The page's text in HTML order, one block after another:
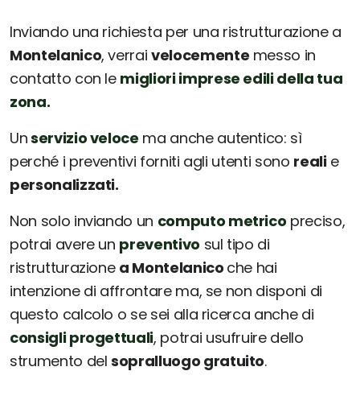
Inviando una richiesta per una ristrutturazione a
Montelanico, verraivelocemente messo in
contatto con le migliori imprese edili della tua
zona.
Unservizio veloce ma anche autentico: sì
perché i preventivi forniti agli utenti sono realie
personalizzati.
Non solo inviando un computo metrico preciso,
potrai avere un preventivo sul tipo di
ristrutturazione a Montelanico che hai
intenzione di affrontare ma, se non disponi di
questo calcolo o se sei alla ricerca anche di
consigli progettuali, potrai usufruire dello
strumento delsopralluogo gratuito.